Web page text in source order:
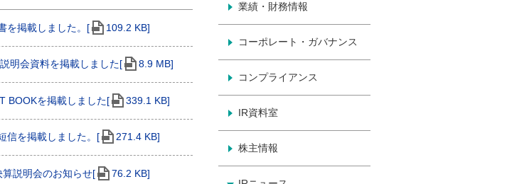
を掲載しました。[ 109.2 KB]
明会資料を掲載しました[ 8.9 MB]
BOOKを掲載しました[ 339.1 KB]
を掲載しました。[ 271.4 KB]
説明会のお知らせ[ 76.2 KB]
業績・財務情報
コーポレート・ガバナンス
コンプライアンス
IR資料室
株主情報